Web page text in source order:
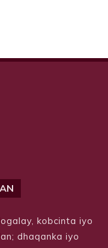
kobcinta iyo
dhaqanka iyo